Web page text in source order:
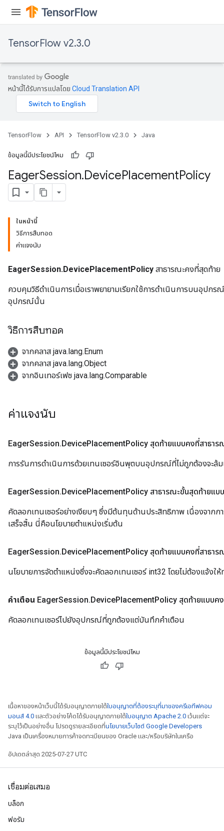
TensorFlow v2.3.0
หน้านี้ได้รับการแปลโดย Cloud Translation API
TensorFlow API TensorFlow v2.3.0 Java
ข้อมูลนี้มีประโยชน์ไหม
EagerSession.DevicePlacementPolicy
ในหน้านี้
วิธีการสืบทอด
ค่าแจงนับ
EagerSession.DevicePlacementPolicy สาธารณะคงที่สุดท้าย
ควบคุมวิธีดำเนินการเมื่อเราพยายามเรียกใช้การดำเนินการบนอุปก
อุปกรณ์นั้น
วิธีการสืบทอด
จากคลาส java.lang.Enum
จากคลาส java.lang.Object
จากอินเทอร์เฟซ java.lang.Comparable
ค่าแจงนับ
EagerSession.DevicePlacementPolicy สุดท้ายแบบคงที่สาธาร
การรันการดำเนินการด้วยเทนเซอร์อินพุตบนอุปกรณ์ที่ไม่ถูกต้องจะล้ม
EagerSession.DevicePlacementPolicy สาธารณะขั้นสุดท้ายแบบ
คัดลอกเทนเซอร์อย่างเงียบๆ ซึ่งมีต้นทุนด้านประสิทธิภาพ เนื่องจากก
เสร็จสิ้น นี่คือนโยบายตำแหน่งเริ่มต้น
EagerSession.DevicePlacementPolicy สุดท้ายแบบคงที่สาธาร
นโยบายการจัดตำแหน่งซึ่งจะคัดลอกเทนเซอร์ int32 โดยไม่ต้องแจ้งใ
คำเตือน EagerSession.DevicePlacementPolicy สุดท้ายแบบค
คัดลอกเทนเซอร์ไปยังอุปกรณ์ที่ถูกต้องแต่บันทึกคำเตือน
ข้อมูลนี้มีประโยชน์ไหม
เนื้อหาของหน้าเว็บนี้ได้รับอนุญาตภายใต้ใบอนุญาตที่ต้องระบุที่มาของครีเอทีฟคอม
มอนส์ 4.0 และตัวอย่างโค้ดได้รับอนุญาตภายใต้ใบอนุญาต Apache 2.0 เว้นแต่จะ
ระบุไว้เป็นอย่างอื่น โปรดดูรายละเอียดที่นโยบายเว็บไซต์ Google Developers
Java เป็นเครื่องหมายการค้าจดทะเบียนของ Oracle และ/หรือบริษัทในเครือ
อัปเดตล่าสุด 2025-07-27 UTC
เชื่อมต่อเสมอ
บล็อก
ฟอรัม